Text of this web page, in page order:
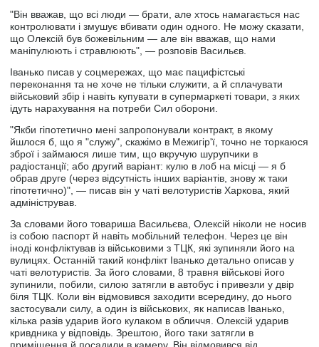
"Він вважав, що всі люди ― брати, але хтось намагається нас
контролювати і змушує вбивати один одного. Не можу сказати,
що Олексій був божевільним ― але він вважав, що нами
маніпулюють і стравлюють", — розповів Васильєв.
Іванько писав у соцмережах, що має пацифістські
переконання та не хоче не тільки служити, а й сплачувати
військовий збір і навіть купувати в супермаркеті товари, з яких
ідуть нарахування на потреби Сил оборони.
"Якби гіпотетично мені запропонували контракт, в якому
йшлося б, що я "служу", скажімо в Межигір'ї, точно не торкаюся
зброї і займаюся лише тим, що вкручую шурупчики в
радіостанції; або другий варіант: кулю в лоб на місці — я б
обрав друге (через відсутність інших варіантів, знову ж таки
гіпотетично)", — писав він у чаті велотуристів Харкова, який
адміністрував.
За словами його товариша Васильєва, Олексій ніколи не носив
із собою паспорт й навіть мобільний телефон. Через це він
іноді конфліктував із військовими з ТЦК, які зупиняли його на
вулицях. Останній такий конфлікт Іванько детально описав у
чаті велотуристів. За його словами, 8 травня військові його
зупинили, побили, силою затягли в автобус і привезли у двір
біля ТЦК. Коли він відмовився заходити всередину, до нього
застосували силу, а один із військових, як написав Іванько,
кілька разів ударив його кулаком в обличчя. Олексій ударив
кривдника у відповідь. Зрештою, його таки затягли в